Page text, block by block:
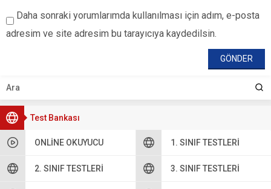
Test Bankası
ONLINE OKUYUCU 1. SINIF TESTLERI
2. SINIF TESTLERI 3. SINIF TESTLERI
Daha sonraki yorumlarımda kullanılması için adım, e-posta
adresim ve site adresim bu tarayıcıya kaydedilsin.